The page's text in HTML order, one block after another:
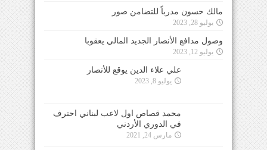
مالك حسون مدرباً للتضامن صور
يوليو 28, 2023
وصول مدافع الأنصار الجديد المالي يعقوبا
يوليو 12, 2023
علي علاء الدين يوقع للأنصار
يوليو 8, 2023
محمد قصاص اول لاعب لبناني احترف
في الدوري الأردني
مارس 24, 2021